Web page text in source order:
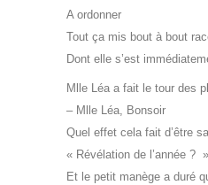
A ordonner
Tout ça mis bout à bout
Dont elle s’est
Mlle Léa a fait le tour des
– Mlle Léa, Bonsoir
Quel effet cela fait d’être
« Révélation de l’année ? »
Et le petit manège a duré